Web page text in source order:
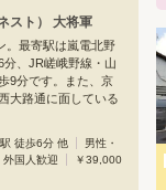
スト） 大将軍
。最寄駅は嵐電北野
分、JR嵯峨野線・山
9分です。また、京
大路通に面している
停へのアクセスも良
り火の絶景がたのし
室5部屋からなり、
徒歩6分 他
男性・
国人歓迎
￥39,000